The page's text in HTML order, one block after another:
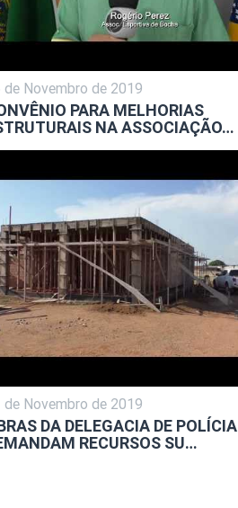
de Novembro de 2019
PARA MELHORIAS
NA ASSOCIAÇÃO…
de Novembro de 2019
DA DELEGACIA DE POLÍCIA
RECURSOS SU…